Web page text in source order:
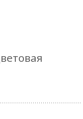
L=3м